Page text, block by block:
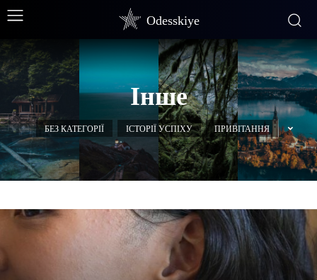
Odesskiye
Інше
БЕЗ КАТЕГОРІЇ ІСТОРІЇ УСПІХУ ПРИВІТАННЯ